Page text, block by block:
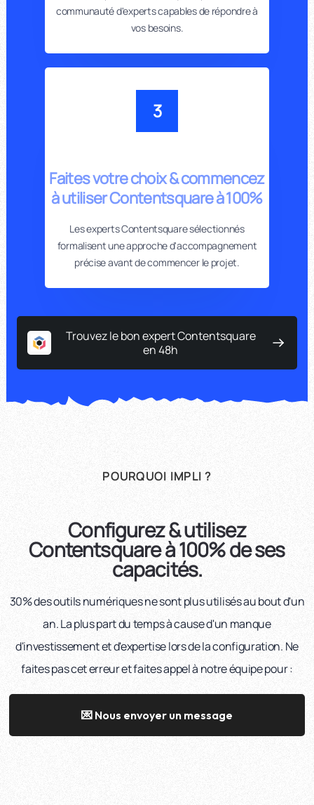
communauté d'experts capables de répondre à
vos besoins.
3
Faites votre choix & commencez
à utiliser Contentsquare à 100%
Les experts Contentsquare sélectionnés
formalisent une approche d'accompagnement
précise avant de commencer le projet.
Trouvez le bon expert Contentsquare
en 48h
POURQUOI IMPLI ?
Configurez & utilisez
Contentsquare à 100% de ses
capacités.
30% des outils numériques ne sont plus utilisés au bout d'un
an. La plus part du temps à cause d'un manque
d'investissement et d'expertise lors de la configuration. Ne
faites pas cet erreur et faites appel à notre équipe pour :
💌 Nous envoyer un message